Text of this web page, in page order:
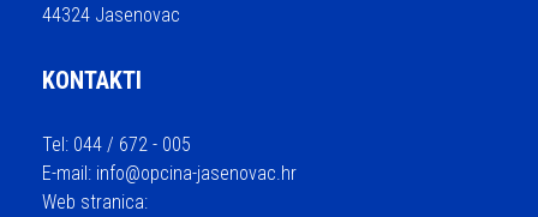
44324 Jasenovac
KONTAKTI
Tel: 044 / 672 - 005
E-mail: info@opcina-jasenovac.hr
Web stranica: